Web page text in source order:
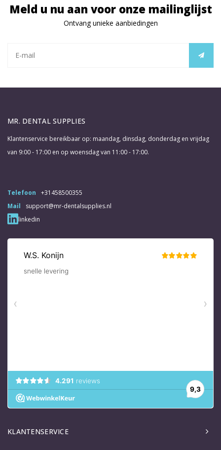
Meld u nu aan voor onze mailinglijst
Ontvang unieke aanbiedingen
MR. DENTAL SUPPLIES
Klantenservice bereikbaar op: maandag, dinsdag, donderdag en vrijdag
van 9:00 - 17:00 en op woensdag van 11:00 - 17:00.
Telefoon
+31458500355
Mail
support@mr-dentalsupplies.nl
linkedin
KLANTENSERVICE